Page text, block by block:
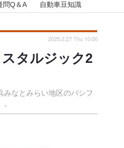
問Q＆A 自動車豆知識
タルジック2
みなとみらい地区のパシフ
2025.2.27 Thu 10:00